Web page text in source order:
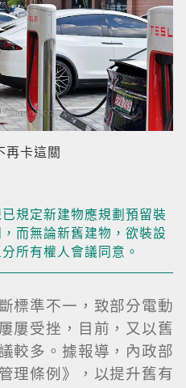
再卡這關
規定新建物應規劃預留裝
而無論新舊建物，欲裝設
所有權人會議同意。
標準不一，致部分電動
屢受挫，目前，又以舊
較多。據報導，內政部
理條例》，以提升舊有